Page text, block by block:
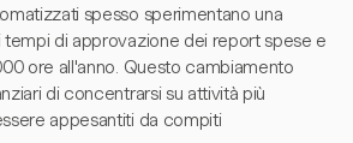
spesso sperimentano una
tempi di approvazione dei report spese e
ore all'anno. Questo cambiamento
di concentrarsi su attività più
appesantiti da compiti